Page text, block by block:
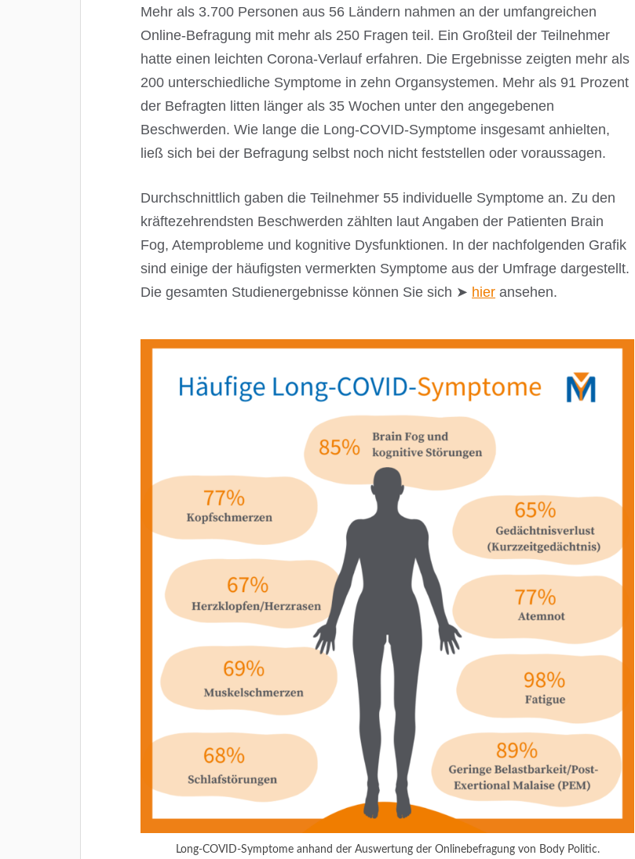
Mehr als 3.700 Personen aus 56 Ländern nahmen an der umfangreichen
Online-Befragung mit mehr als 250 Fragen teil. Ein Großteil der Teilnehmer
hatte einen leichten Corona-Verlauf erfahren. Die Ergebnisse zeigten mehr als
200 unterschiedliche Symptome in zehn Organsystemen. Mehr als 91 Prozent
der Befragten litten länger als 35 Wochen unter den angegebenen
Beschwerden. Wie lange die Long-COVID-Symptome insgesamt anhielten,
ließ sich bei der Befragung selbst noch nicht feststellen oder voraussagen.
Durchschnittlich gaben die Teilnehmer 55 individuelle Symptome an. Zu den
kräftezehrendsten Beschwerden zählten laut Angaben der Patienten Brain
Fog, Atemprobleme und kognitive Dysfunktionen. In der nachfolgenden Grafik
sind einige der häufigsten vermerkten Symptome aus der Umfrage dargestellt.
Die gesamten Studienergebnisse können Sie sich ➤ hier ansehen.
Long-COVID-Symptome anhand der Auswertung der Onlinebefragung von Body Politic.